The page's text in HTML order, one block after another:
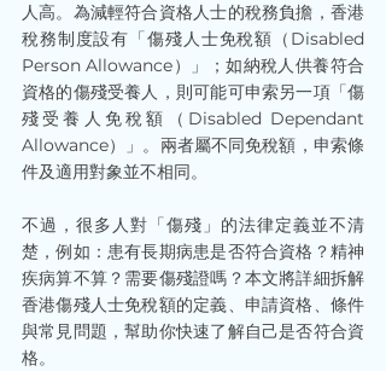
人高。為減輕符合資格人士的稅務負擔，香港
稅務制度設有「傷殘人士免稅額（Disabled
Person Allowance）」；如納稅人供養符合
資格的傷殘受養人，則可能可申索另一項「傷
殘受養人免稅額（Disabled Dependant
Allowance）」。兩者屬不同免稅額，申索條
件及適用對象並不相同。
不過，很多人對「傷殘」的法律定義並不清
楚，例如：患有長期病患是否符合資格？精神
疾病算不算？需要傷殘證嗎？本文將詳細拆解
香港傷殘人士免稅額的定義、申請資格、條件
與常見問題，幫助你快速了解自己是否符合資
格。